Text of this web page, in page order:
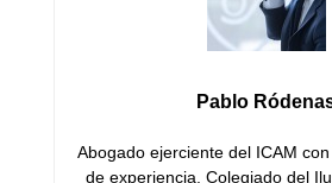
Pablo
Abogado ejerciente del ICAM
de experiencia. Colegiado del